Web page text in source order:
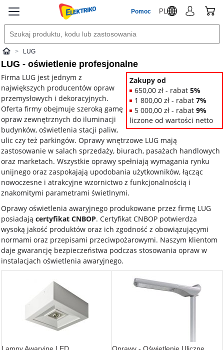
Pomoc PL
ElektrikoLUG
LUG - oświetlenie profesjonalne
Zakupy od
650,00 zł - rabat 5%
1 800,00 zł - rabat 7%
5 000,00 zł - rabat 9%
liczone od wartości netto
Firma LUG jest jednym z
największych producentów opraw
przemysłowych i dekoracyjnych.
Oferta firmy obejmuje szeroką gamę
opraw zewnętrznych do iluminacji
budynków, oświetlenia stacji paliw,
ulic czy też parkingów. Oprawy wnętrzowe LUG mają
zastosowanie w salach sprzedaży, biurach, pasażach handlowych
oraz marketach. Wszystkie oprawy spełniają wymagania rynku
unijnego oraz zaspokajają upodobania użytkowników, łącząc
nowoczesne i atrakcyjne wzornictwo z funkcjonalnością i
znakomitymi parametrami świetlnymi.
Oprawy oświetlenia awaryjnego produkowane przez firmę LUG
posiadającertyfikat CNBOP. Certyfikat CNBOP potwierdza
wysoką jakość produktów oraz ich zgodność z obowiązującymi
normami oraz przepisami przeciwpożarowymi. Naszym klientom
daje gwarancję bezpieczeństwa podczas stosowania opraw w
instalacjach oświetlenia awaryjnego.